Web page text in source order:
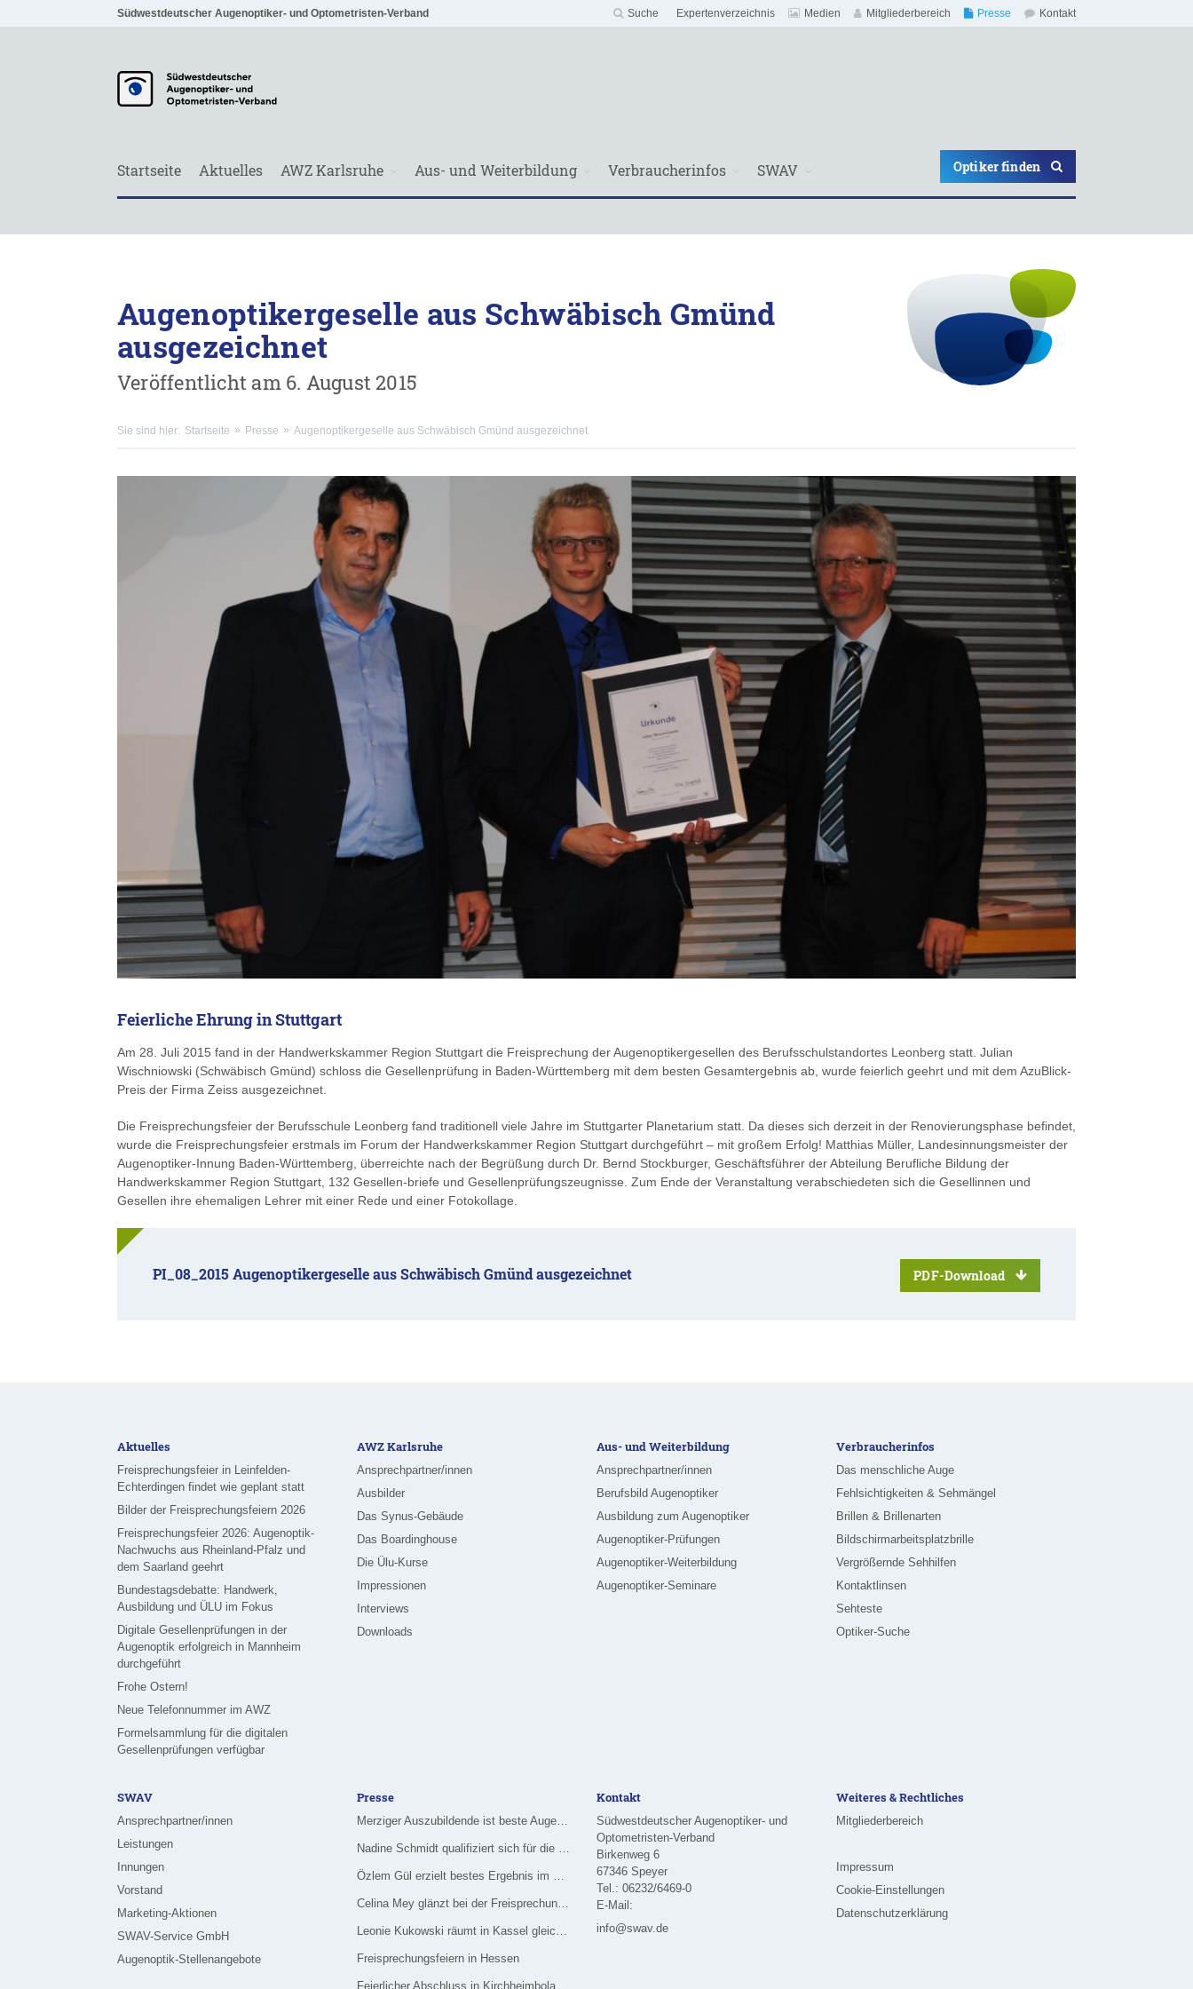
Südwestdeutscher Augenoptiker- und Optometristen-Verband Kontakt
Presse
Mitgliederbereich
Medien
Expertenverzeichnis
Suche
Startseite Aktuelles AWZ Karlsruhe Aus- und Weiterbildung Verbraucherinfos SWAV Optiker finden
Augenoptikergeselle aus Schwäbisch Gmünd
ausgezeichnet
Veröffentlicht am 6. August 2015
Sie sind hier: Startseite Presse Augenoptikergeselle aus Schwäbisch Gmünd ausgezeichnet
Feierliche Ehrung in Stuttgart
Am 28. Juli 2015 fand in der Handwerkskammer Region Stuttgart die Freisprechung der Augenoptikergesellen des Berufsschulstandortes Leonberg statt. Julian
Wischniowski (Schwäbisch Gmünd) schloss die Gesellenprüfung in Baden-Württemberg mit dem besten Gesamtergebnis ab, wurde feierlich geehrt und mit dem AzuBlick-
Preis der Firma Zeiss ausgezeichnet.
Die Freisprechungsfeier der Berufsschule Leonberg fand traditionell viele Jahre im Stuttgarter Planetarium statt. Da dieses sich derzeit in der Renovierungsphase befindet,
wurde die Freisprechungsfeier erstmals im Forum der Handwerkskammer Region Stuttgart durchgeführt – mit großem Erfolg! Matthias Müller, Landesinnungsmeister der
Augenoptiker-Innung Baden-Württemberg, überreichte nach der Begrüßung durch Dr. Bernd Stockburger, Geschäftsführer der Abteilung Berufliche Bildung der
Handwerkskammer Region Stuttgart, 132 Gesellen-briefe und Gesellenprüfungszeugnisse. Zum Ende der Veranstaltung verabschiedeten sich die Gesellinnen und
Gesellen ihre ehemaligen Lehrer mit einer Rede und einer Fotokollage.
PI_08_2015 Augenoptikergeselle aus Schwäbisch Gmünd ausgezeichnet PDF-Download
Aktuelles
Freisprechungsfeier in Leinfelden-
Echterdingen findet wie geplant statt
Bilder der Freisprechungsfeiern 2026
Freisprechungsfeier 2026: Augenoptik-
Nachwuchs aus Rheinland-Pfalz und
dem Saarland geehrt
Bundestagsdebatte: Handwerk,
Ausbildung und ÜLU im Fokus
Digitale Gesellenprüfungen in der
Augenoptik erfolgreich in Mannheim
durchgeführt
Frohe Ostern!
Neue Telefonnummer im AWZ
Formelsammlung für die digitalen
Gesellenprüfungen verfügbar
AWZ Karlsruhe
Ansprechpartner/innen
Ausbilder
Das Synus-Gebäude
Das Boardinghouse
Die Ülu-Kurse
Impressionen
Interviews
Downloads
Aus- und Weiterbildung
Ansprechpartner/innen
Berufsbild Augenoptiker
Ausbildung zum Augenoptiker
Augenoptiker-Prüfungen
Augenoptiker-Weiterbildung
Augenoptiker-Seminare
Verbraucherinfos
Das menschliche Auge
Fehlsichtigkeiten & Sehmängel
Brillen & Brillenarten
Bildschirmarbeitsplatzbrille
Vergrößernde Sehhilfen
Kontaktlinsen
Sehteste
Optiker-Suche
SWAV
Ansprechpartner/innen
Leistungen
Innungen
Vorstand
Marketing-Aktionen
SWAV-Service GmbH
Augenoptik-Stellenangebote
Presse
Merziger Auszubildende ist beste Augenoptikerin im Saarland
Nadine Schmidt qualifiziert sich für die Deutsche Meisterschaft im Handwerk
Özlem Gül erzielt bestes Ergebnis im Rhein-Main-Gebiet
Celina Mey glänzt bei der Freisprechung in Dietzenbach
Leonie Kukowski räumt in Kassel gleich dreifach ab
Freisprechungsfeiern in Hessen
Kontakt
Südwestdeutscher Augenoptiker- und
Optometristen-Verband
Birkenweg 6
67346 Speyer
Tel.: 06232/6469-0
E-Mail:
info@swav.de
Weiteres & Rechtliches
Mitgliederbereich
Impressum
Cookie-Einstellungen
Datenschutzerklärung